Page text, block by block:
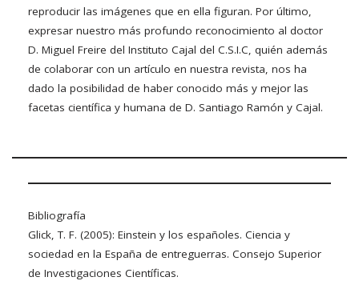
reproducir las imágenes que en ella figuran. Por último,
expresar nuestro más profundo reconocimiento al doctor
D. Miguel Freire del Instituto Cajal del C.S.I.C, quién además
de colaborar con un artículo en nuestra revista, nos ha
dado la posibilidad de haber conocido más y mejor las
facetas científica y humana de D. Santiago Ramón y Cajal.
Bibliografía
Glick, T. F. (2005): Einstein y los españoles. Ciencia y
sociedad en la España de entreguerras. Consejo Superior
de Investigaciones Científicas.